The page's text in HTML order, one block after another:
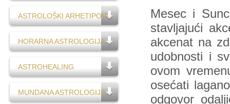
ASTROLOŠKI ARHETIPOVI
HORARNA ASTROLOGIJA
ASTROHEALING
MUNDANA ASTROLOGIJA
Mesec i
stavljajući
akcenat na
udobnosti i
ovom
osećati
odgovor